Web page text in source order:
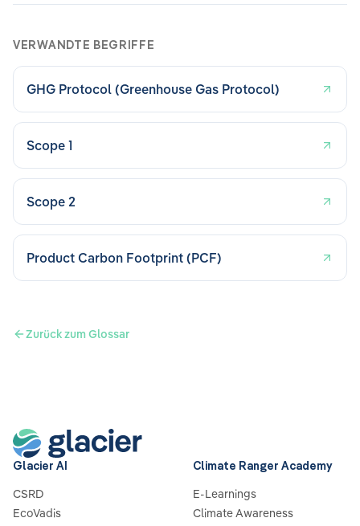
VERWANDTE BEGRIFFE
GHG Protocol (Greenhouse Gas Protocol)
Scope 1
Scope 2
Product Carbon Footprint (PCF)
Zurück zum Glossar
Glacier AI
CSRD
EcoVadis
Climate Ranger Academy
E-Learnings
Climate Awareness